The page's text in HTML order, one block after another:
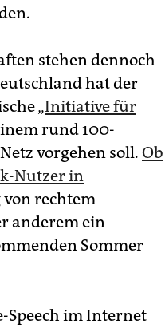
stehen dennoch
hat der
„Initiative für
rund 100-
vorgehen soll. Ob
Nutzer in
rechtem
anderem ein
Sommer
Speech im Internet